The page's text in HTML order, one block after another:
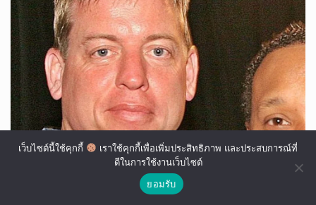
เว็บไซต์นี้ใช้คุกกี้
เราใช้คุกกี้เพื่อเพิ่มประสิทธิภาพ และประสบการณ์ที่
ดีในการใช้งานเว็บไซต์
ยอมรับ